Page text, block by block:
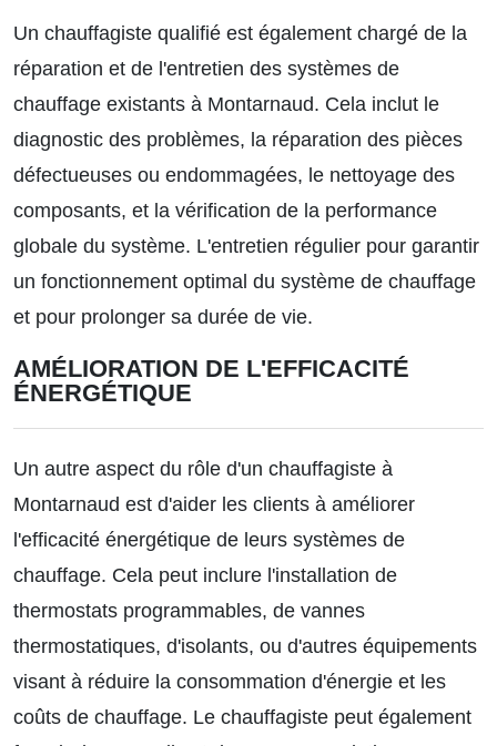
Un chauffagiste qualifié est également chargé de la
réparation et de l'entretien des systèmes de
chauffage existants à Montarnaud. Cela inclut le
diagnostic des problèmes, la réparation des pièces
défectueuses ou endommagées, le nettoyage des
composants, et la vérification de la performance
globale du système. L'entretien régulier pour garantir
un fonctionnement optimal du système de chauffage
et pour prolonger sa durée de vie.
AMÉLIORATION DE L'EFFICACITÉ
ÉNERGÉTIQUE
Un autre aspect du rôle d'un chauffagiste à
Montarnaud est d'aider les clients à améliorer
l'efficacité énergétique de leurs systèmes de
chauffage. Cela peut inclure l'installation de
thermostats programmables, de vannes
thermostatiques, d'isolants, ou d'autres équipements
visant à réduire la consommation d'énergie et les
coûts de chauffage. Le chauffagiste peut également